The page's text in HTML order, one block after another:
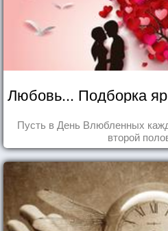
Любовь... Подборка
Пусть в День Влюбленных
второй